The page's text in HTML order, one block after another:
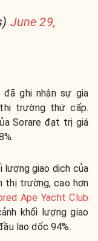
June 29,
ghi nhận ​​sự gia
trường thứ cấp.
Sorare đạt trị giá
lượng giao dịch của
thị trường, cao hơn
Ape Yacht Club
khối lượng giao
lao dốc 94%.